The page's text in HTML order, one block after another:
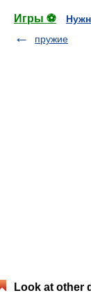
Игры ⚽
пружие
Look at other